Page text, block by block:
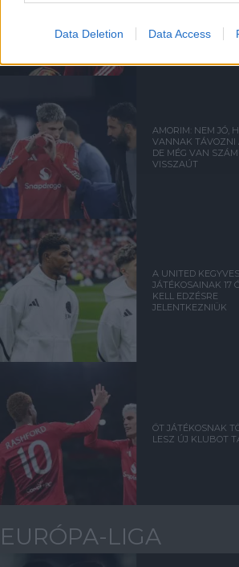
Data Deletion Data Access
AMORIM: NEM JÓ,
VANNAK TÁVOZNI
DE MÉG VAN
VISSZAÚT
A UNITED
JÁTÉKOSAINAK 17
KELL EDZÉSRE
JELENTKEZNIÜK
ÖT JÁTÉKOSNAK
LESZ ÚJ KLUBOT
EURÓPA-LIGA